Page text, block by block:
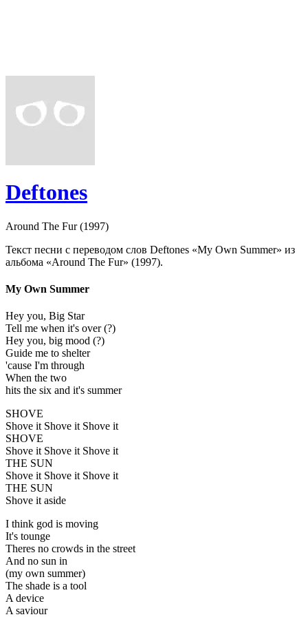
Deftones
Around The Fur (1997)
Текст песни с переводом слов Deftones «My Own Summer» из
альбома «Around The Fur» (1997).
My Own Summer
Hey you, Big Star
Tell me when it's over (?)
Hey you, big mood (?)
Guide me to shelter
'cause I'm through
When the two
hits the six and it's summer
SHOVE
Shove it Shove it Shove it
SHOVE
Shove it Shove it Shove it
THE SUN
Shove it Shove it Shove it
THE SUN
Shove it aside
I think god is moving
It's tounge
Theres no crowds in the street
And no sun in
(my own summer)
The shade is a tool
A device
A saviour